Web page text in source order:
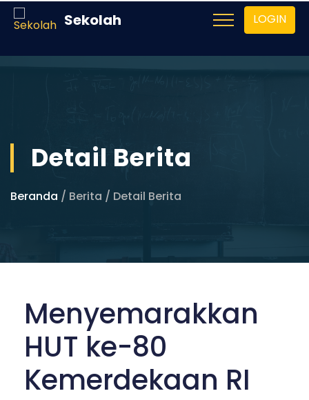
Sekolah LOGIN
Detail Berita
Beranda / Berita / Detail Berita
Menyemarakkan
HUT ke-80
Kemerdekaan RI